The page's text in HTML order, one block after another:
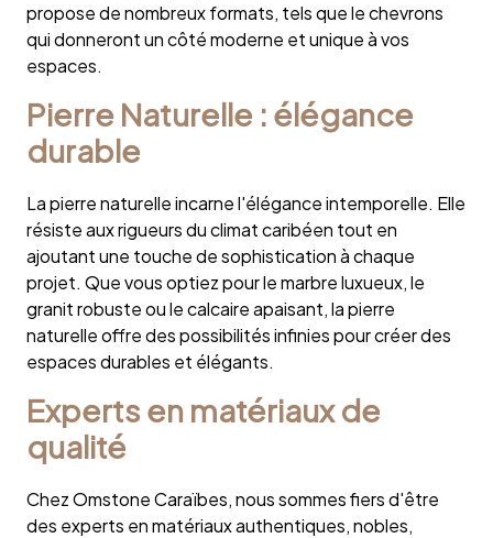
propose de nombreux formats, tels que le chevrons
qui donneront un côté moderne et unique à vos
espaces.
Pierre Naturelle : élégance
durable
La pierre naturelle incarne l'élégance intemporelle. Elle
résiste aux rigueurs du climat caribéen tout en
ajoutant une touche de sophistication à chaque
projet. Que vous optiez pour le marbre luxueux, le
granit robuste ou le calcaire apaisant, la pierre
naturelle offre des possibilités infinies pour créer des
espaces durables et élégants.
Experts en matériaux de
qualité
Chez Omstone Caraïbes, nous sommes fiers d'être
des experts en matériaux authentiques, nobles,